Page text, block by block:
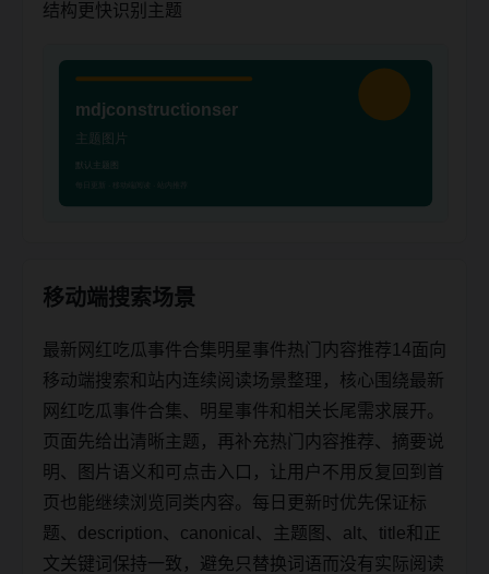
结构更快识别主题
移动端搜索场景
最新网红吃瓜事件合集明星事件热门内容推荐14面向
移动端搜索和站内连续阅读场景整理，核心围绕最新
网红吃瓜事件合集、明星事件和相关长尾需求展开。
页面先给出清晰主题，再补充热门内容推荐、摘要说
明、图片语义和可点击入口，让用户不用反复回到首
页也能继续浏览同类内容。每日更新时优先保证标
题、description、canonical、主题图、alt、title和正
文关键词保持一致，避免只替换词语而没有实际阅读